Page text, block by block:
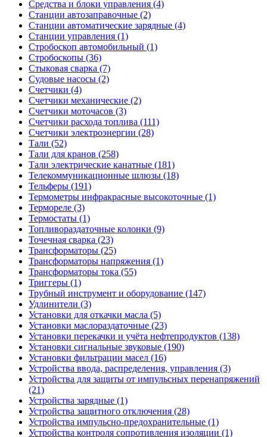
Средства и блоки управления (4)
Станции автозаправочные (2)
Станции автоматические зарядные (4)
Станции управления (1)
Стробоскоп автомобильный (1)
Стробоскопы (36)
Стыковая сварка (7)
Судовые насосы (2)
Счетчики (4)
Счетчики механические (2)
Счетчики моточасов (3)
Счетчики расхода топлива (111)
Счетчики электроэнергии (28)
Тали (52)
Тали для кранов (258)
Тали электрические канатные (181)
Телекоммуникационные шлюзы (18)
Тельферы (191)
Термометры инфракрасные высокоточные (1)
Термореле (3)
Термостаты (1)
Топливораздаточные колонки (9)
Точечная сварка (23)
Трансформаторы (25)
Трансформаторы напряжения (1)
Трансформаторы тока (55)
Триггеры (1)
Трубный инструмент и оборудование (147)
Удлинители (3)
Установки для откачки масла (5)
Установки маслораздаточные (23)
Установки перекачки и учёта нефтепродуктов (138)
Установки сигнальные звуковые (190)
Установки фильтрации масел (16)
Устройства ввода, распределения, управления (3)
Устройства для защиты от импульсных перенапряжений
(21)
Устройства зарядные (1)
Устройства защитного отключения (28)
Устройства импульсно-предохранительные (1)
Устройства контроля сопротивления изоляции (1)